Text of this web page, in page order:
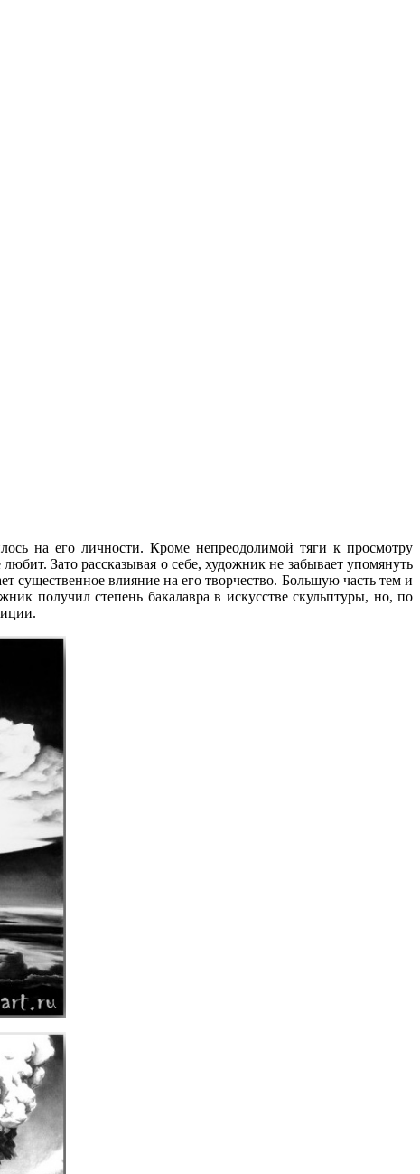
на его личности. Кроме непреодолимой тяги к просмотру
Зато рассказывая о себе, художник не забывает упомянуть
существенное влияние на его творчество. Большую часть тем и
получил степень бакалавра в искусстве скульптуры, но, по